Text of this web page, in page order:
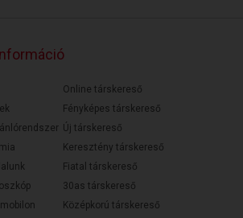
Online társkereső
Fényképes társkereső
Új társkereső
Keresztény társkereső
Fiatal társkereső
30as társkereső
Középkorú társkereső